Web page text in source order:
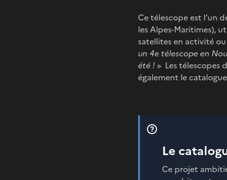
Ce télescope est l’un
les Alpes-Maritimes),
satellites en activité
un 4e télescope en
été ! » Les télescopes
également le
Le
Ce projet